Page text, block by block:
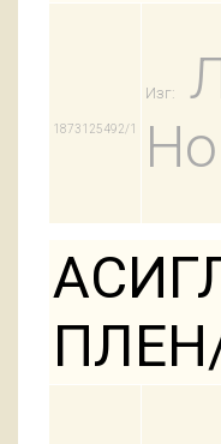
1873125492/1
Изг: